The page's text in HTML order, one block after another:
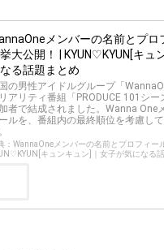
メンバーの名前とプロ
大公開！ | KYUN♡KYUN[キュ
る話題まとめ
の男性アイドルグループ「
アリティ番組「PRODUCE 101シ
者で結成されました。Wanna One
ルを、番組内の最終順位を考慮し
：WannaOneメンバーの名前とプロフィー
キュンキュン]｜女子が気になる